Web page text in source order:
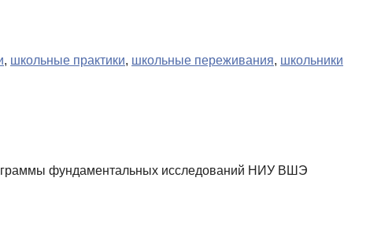
, школьные практики, школьные переживания, школьники
фундаментальных исследований НИУ ВШЭ